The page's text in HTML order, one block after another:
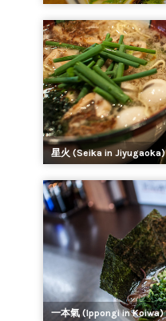
星火 (Seika in Jiyugaoka)
一本氣 (Ippongi in Koiwa)